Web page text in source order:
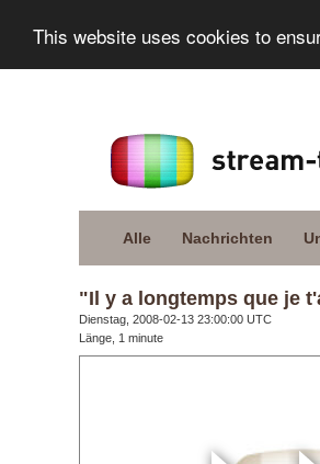
This website uses cookies to
Alle Nachrichten
"Il y a longtemps que je
Dienstag, 2008-02-13 23:00:00 UTC
Länge, 1 minute